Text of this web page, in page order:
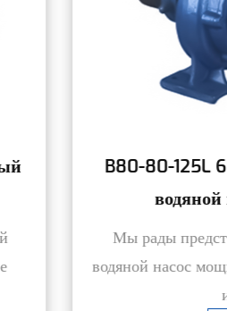
B80-80-125L 6HP
водяной
Мы рады
водяной насос
и